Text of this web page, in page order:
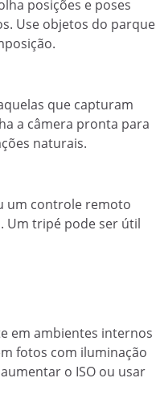
posições e poses
Use objetos do parque
que capturam
a câmera pronta para
naturais.
um controle remoto
Um tripé pode ser útil
em ambientes internos
fotos com iluminação
o ISO ou usar